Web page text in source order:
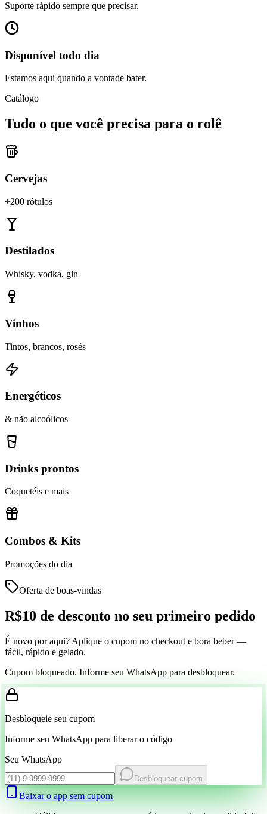
Suporte rápido sempre que precisar.
Disponível todo dia
Estamos aqui quando a vontade bater.
Catálogo
Tudo o que você precisa para o rolê
Cervejas
+200 rótulos
Destilados
Whisky, vodka, gin
Vinhos
Tintos, brancos, rosés
Energéticos
& não alcoólicos
Drinks prontos
Coquetéis e mais
Combos & Kits
Promoções do dia
Oferta de boas-vindas
R$10 de desconto no seu primeiro pedido
É novo por aqui? Aplique o cupom no checkout e bora beber —
fácil, rápido e gelado.
Cupom bloqueado. Informe seu WhatsApp para desbloquear.
Desbloqueie seu cupom
Informe seu WhatsApp para liberar o código
Seu WhatsApp
Desbloquear cupom
Baixar o app sem cupom